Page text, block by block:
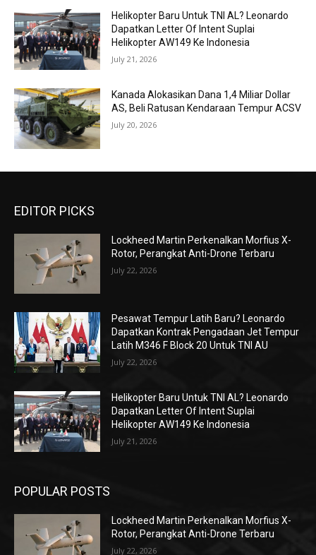
Helikopter Baru Untuk TNI AL? Leonardo
Dapatkan Letter Of Intent Suplai
Helikopter AW149 Ke Indonesia
July 21, 2026
Kanada Alokasikan Dana 1,4 Miliar Dollar
AS, Beli Ratusan Kendaraan Tempur ACSV
July 20, 2026
EDITOR PICKS
Lockheed Martin Perkenalkan Morfius X-
Rotor, Perangkat Anti-Drone Terbaru
July 22, 2026
Pesawat Tempur Latih Baru? Leonardo
Dapatkan Kontrak Pengadaan Jet Tempur
Latih M346 F Block 20 Untuk TNI AU
July 22, 2026
Helikopter Baru Untuk TNI AL? Leonardo
Dapatkan Letter Of Intent Suplai
Helikopter AW149 Ke Indonesia
July 21, 2026
POPULAR POSTS
Lockheed Martin Perkenalkan Morfius X-
Rotor, Perangkat Anti-Drone Terbaru
July 22, 2026